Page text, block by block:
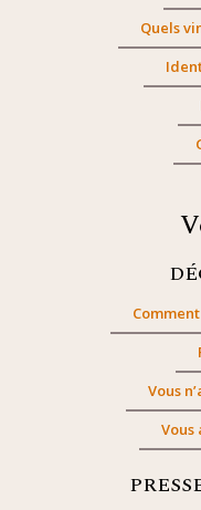
Quels
Vous
Vous